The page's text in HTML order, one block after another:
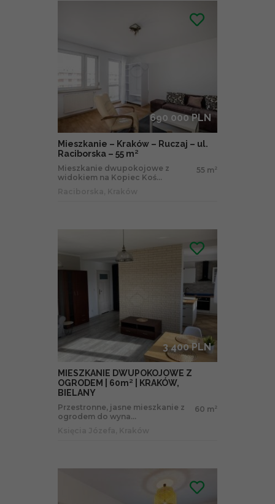
690 000 PLN
Mieszkanie – Kraków – Ruczaj – ul.
Raciborska – 55 m²
Mieszkanie dwupokojowe z
widokiem na Kopiec Koś...
55 m 2
3 400 PLN
MIESZKANIE DWUPOKOJOWE Z
OGRODEM | 60m² | KRAKÓW,
BIELANY
Przestronne, jasne mieszkanie z
ogrodem do wyna...
60 m 2